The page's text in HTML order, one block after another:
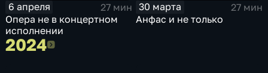
6 апреля
27 мин
Опера не в концертном
исполнении
30 марта
27 мин
Анфас и не только
20242024